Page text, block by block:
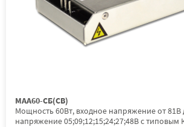
МАА60-СБ(СВ)
Мощность 60Вт, входное напряжение от 81В
напряжение 05;09;12;15;24;27;48В с типовым